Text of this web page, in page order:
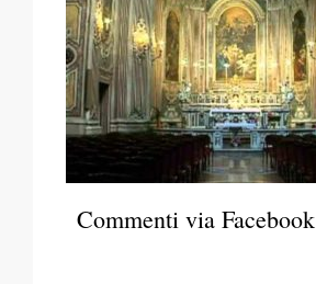
Commenti via Facebook